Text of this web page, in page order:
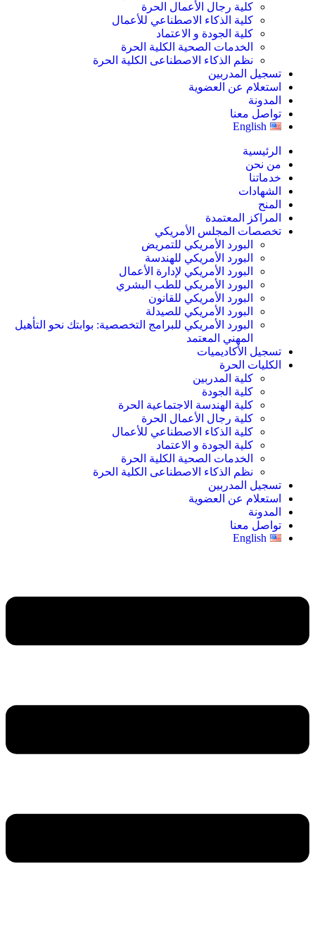
كلية رجال الأعمال الحرة
كلية الذكاء الاصطناعي للأعمال
كلية الجودة و الاعتماد
الخدمات الصحية الكلية الحرة
نظم الذكاء الاصطناعى الكلية الحرة
تسجيل المدربين
استعلام عن العضوية
المدونة
تواصل معنا
English
الرئيسية
من نحن
خدماتنا
الشهادات
المنح
المراكز المعتمدة
تخصصات المجلس الأمريكي
البورد الأمريكي للتمريض
البورد الأمريكي للهندسة
البورد الأمريكي لإدارة الأعمال
البورد الأمريكي للطب البشري
البورد الأمريكي للقانون
البورد الأمريكي للصيدلة
البورد الأمريكي للبرامج التخصصية: بوابتك نحو التأهيل
المهني المعتمد
تسجيل الأكاديميات
الكليات الحرة
كلية المدربين
كلية الجودة
كلية الهندسة الاجتماعية الحرة
كلية رجال الأعمال الحرة
كلية الذكاء الاصطناعي للأعمال
كلية الجودة و الاعتماد
الخدمات الصحية الكلية الحرة
نظم الذكاء الاصطناعى الكلية الحرة
تسجيل المدربين
استعلام عن العضوية
المدونة
تواصل معنا
English